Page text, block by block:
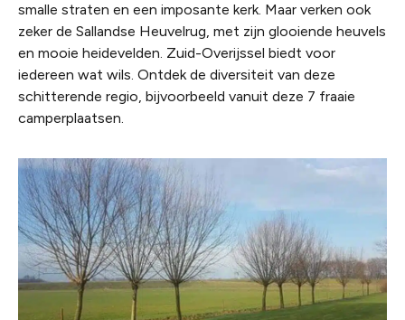
smalle straten en een imposante kerk. Maar verken ook
zeker de Sallandse Heuvelrug, met zijn glooiende heuvels
en mooie heidevelden. Zuid-Overijssel biedt voor
iedereen wat wils. Ontdek de diversiteit van deze
schitterende regio, bijvoorbeeld vanuit deze 7 fraaie
camperplaatsen.